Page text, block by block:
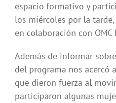
espacio formativo y
los miércoles por la
en colaboración con OMC
Además de informar
del programa nos acercó
que dieron fuerza al
participaron algunas